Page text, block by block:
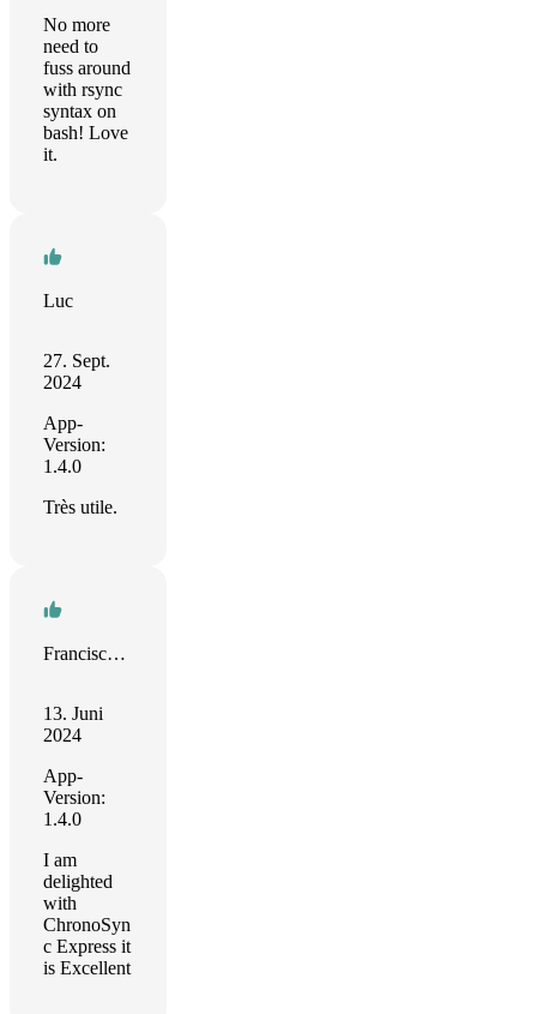
No more
need to
fuss around
with rsync
syntax on
bash! Love
it.
Luc
27. Sept.
2024
App-
Version:
1.4.0
Très utile.
Francisco Javier SANTANA
13. Juni
2024
App-
Version:
1.4.0
I am
delighted
with
ChronoSyn
c Express it
is Excellent